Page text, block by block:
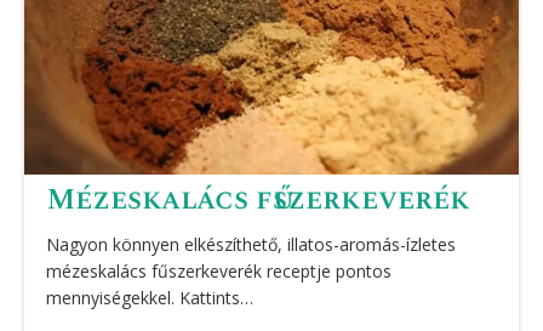
Mézeskalács fűszerkeverék
Nagyon könnyen elkészíthető, illatos-aromás-ízletes
mézeskalács fűszerkeverék receptje pontos
mennyiségekkel. Kattints…